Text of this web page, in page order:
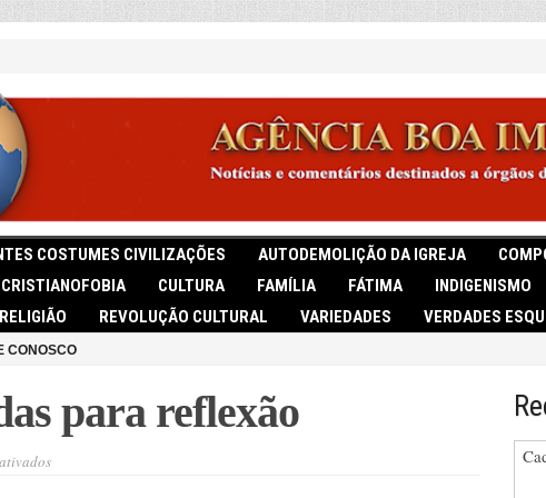
COSTUMES CIVILIZAÇÕES AUTODEMOLIÇÃO DA IGREJA
CRISTIANOFOBIA CULTURA FAMÍLIA FÁTIMA INDIGENISMO
RELIGIÃO REVOLUÇÃO CULTURAL VARIEDADES VERDADES
CONOSCO
para reflexão
em